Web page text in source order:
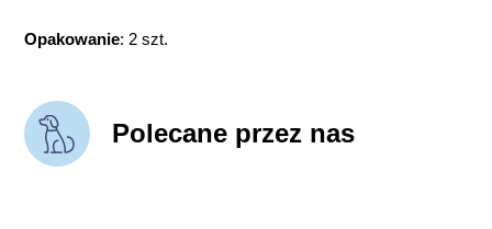
Opakowanie: 2 szt.
Polecane przez nas